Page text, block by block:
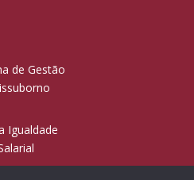
de Gestão
Igualdade